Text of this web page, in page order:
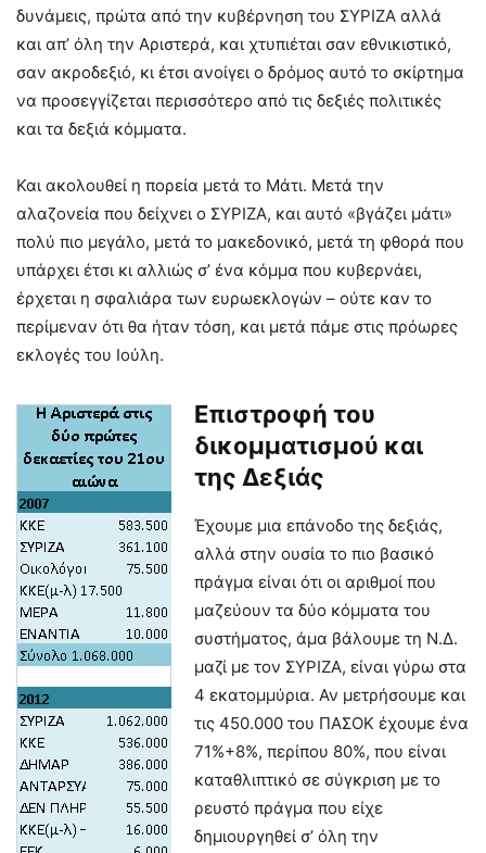
δυνάμεις, πρώτα από την κυβέρνηση του ΣΥΡΙΖΑ αλλά
και απ’ όλη την Αριστερά, και χτυπιέται σαν εθνικιστικό,
σαν ακροδεξιό, κι έτσι ανοίγει ο δρόμος αυτό το σκίρτημα
να προσεγγίζεται περισσότερο από τις δεξιές πολιτικές
και τα δεξιά κόμματα.
Και ακολουθεί η πορεία μετά το Μάτι. Μετά την
αλαζονεία που δείχνει ο ΣΥΡΙΖΑ, και αυτό «βγάζει μάτι»
πολύ πιο μεγάλο, μετά το μακεδονικό, μετά τη φθορά που
υπάρχει έτσι κι αλλιώς σ’ ένα κόμμα που κυβερνάει,
έρχεται η σφαλιάρα των ευρωεκλογών – ούτε καν το
περίμεναν ότι θα ήταν τόση, και μετά πάμε στις πρόωρες
εκλογές του Ιούλη.
Επιστροφή του
δικομματισμού και
της Δεξιάς
Έχουμε μια επάνοδο της δεξιάς,
αλλά στην ουσία το πιο βασικό
πράγμα είναι ότι οι αριθμοί που
μαζεύουν τα δύο κόμματα του
συστήματος, άμα βάλουμε τη Ν.Δ.
μαζί με τον ΣΥΡΙΖΑ, είναι γύρω στα
4 εκατομμύρια. Αν μετρήσουμε και
τις 450.000 του ΠΑΣΟΚ έχουμε ένα
71%+8%, περίπου 80%, που είναι
καταθλιπτικό σε σύγκριση με το
ρευστό πράγμα που είχε
δημιουργηθεί σ’ όλη την